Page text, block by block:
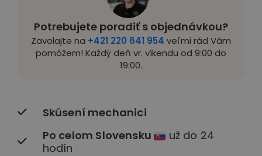
Potrebujete poradiť s objednávkou?
Zavolajte na +421 220 641 954 veľmi rád Vám
pomôžem! Každý deň vr. víkendu od 9:00 do
19:00.
Skúsení mechanici
Po celom Slovensku
už do 24
hodín